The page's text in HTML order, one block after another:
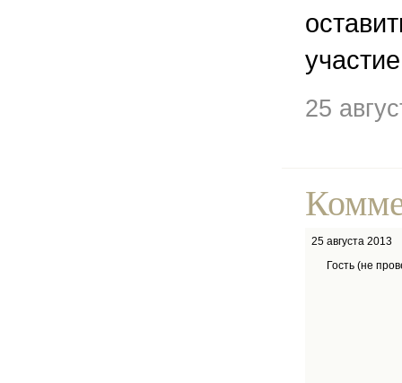
25
25 августа 2013
Гость (не